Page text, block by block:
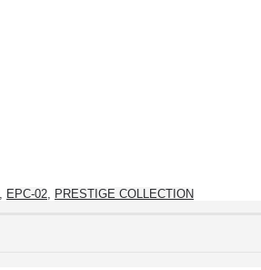
EPC-02 PRESTIGE COLLECTION